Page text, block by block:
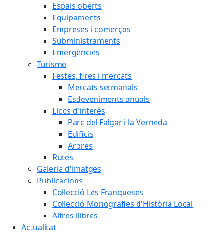
Espais oberts
Equipaments
Empreses i comerços
Subministraments
Emergències
Turisme
Festes, fires i mercats
Mercats setmanals
Esdeveniments anuals
Llocs d'interès
Parc del Falgar i la Verneda
Edificis
Arbres
Rutes
Galeria d'imatges
Publicacions
Col·lecció Les Franqueses
Col·lecció Monografies d'Història Local
Altres llibres
Actualitat